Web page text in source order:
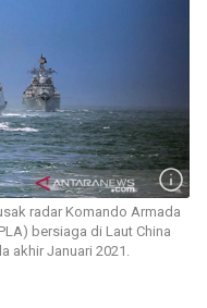
radar Komando Armada
bersiaga di Laut China
akhir Januari 2021.